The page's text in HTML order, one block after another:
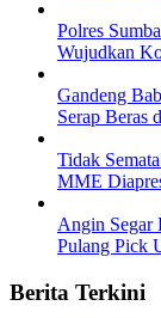
Polres
Wujudkan
Gandeng
Serap Beras
Tidak
MME
Angin Segar
Pulang Pick
Berita Terkini